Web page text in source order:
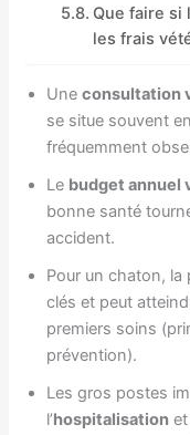
Que faire si
les frais
Uneconsultation
se situe souvent
fréquemment
Le budget annuel
bonne santé
accident.
Pour un chaton, la
clés et peut
premiers soins
prévention).
Les gros postes
l’hospitalisation